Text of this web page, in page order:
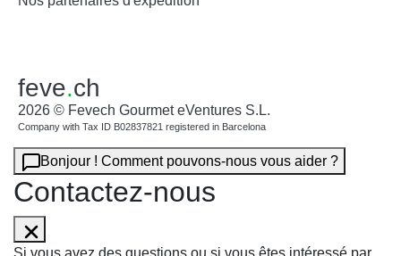
feve.ch
2026 © Fevech Gourmet eVentures S.L.
Company with Tax ID B02837821 registered in Barcelona
Bonjour ! Comment pouvons-nous vous aider ?
Contactez-nous
Si vous avez des questions ou si vous êtes intéressé par